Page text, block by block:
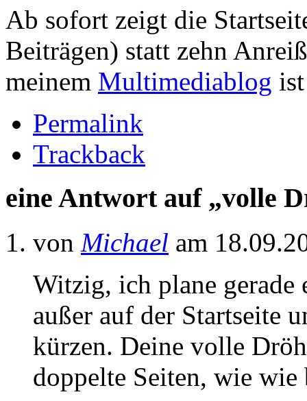
Ab sofort zeigt die
Beiträgen) statt zehn
meinem Multimediablog
Permalink
Trackback
eine Antwort auf „volle
von Michael am
Witzig, ich plane gerade
außer auf der Startseite
kürzen. Deine volle
doppelte Seiten, wie